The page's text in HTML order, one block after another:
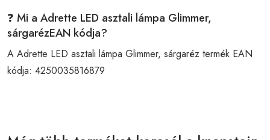
❓ Mi a Adrette LED asztali lámpa Glimmer,
sárgarézEAN kódja?
A Adrette LED asztali lámpa Glimmer, sárgaréz termék EAN
kódja: 4250035816879